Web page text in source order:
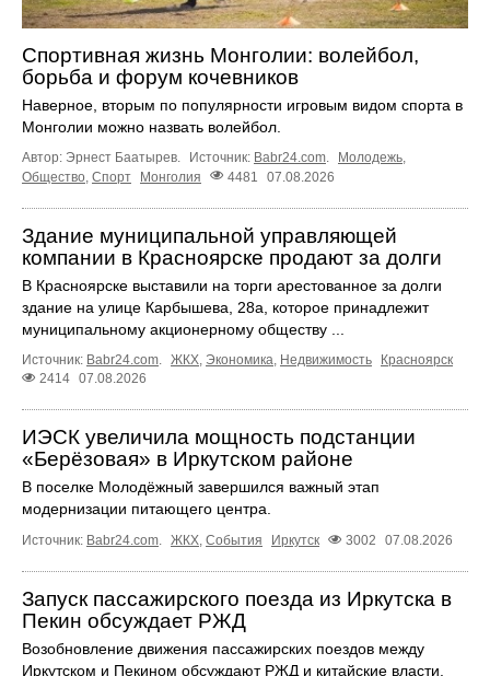
Спортивная жизнь Монголии: волейбол,
борьба и форум кочевников
Наверное, вторым по популярности игровым видом спорта в
Монголии можно назвать волейбол.
Автор: Эрнест Баатырев. Источник: Babr24.com. Молодежь,
Общество Спорт Монголия 4481 07.08.2026
Здание муниципальной управляющей
компании в Красноярске продают за долги
В Красноярске выставили на торги арестованное за долги
здание на улице Карбышева, 28а, которое принадлежит
муниципальному акционерному обществу ...
Источник: Babr24.com ЖКХ Экономика Недвижимость
Красноярск
2414 07.08.2026
ИЭСК увеличила мощность подстанции
«Берёзовая» в Иркутском районе
В поселке Молодёжный завершился важный этап
модернизации питающего центра.
Источник: Babr24.com ЖКХ События Иркутск 3002 07.08.2026
Запуск пассажирского поезда из Иркутска в
Пекин обсуждает РЖД
Возобновление движения пассажирских поездов между
Иркутском и Пекином обсуждают РЖД и китайские власти.